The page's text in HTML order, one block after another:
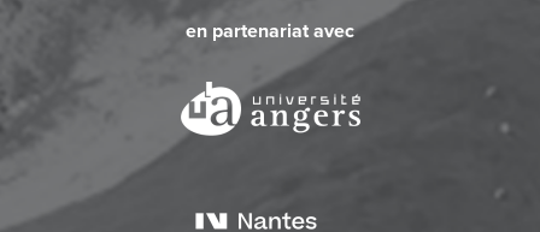
en partenariat avec